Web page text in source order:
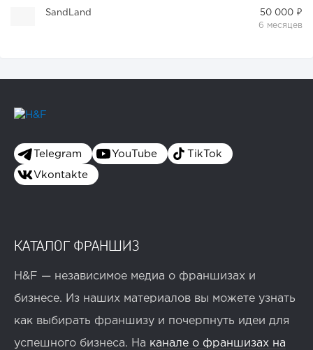
SandLand
50 000 ₽
6 месяцев
Telegram YouTube TikTok
Vkontakte
КАТАЛОГ ФРАНШИЗ
H&F — независимое медиа о франшизах и
бизнесе. Из наших материалов вы можете узнать
как выбирать франшизу и почерпнуть идеи для
успешного бизнеса. На канале о франшизах на